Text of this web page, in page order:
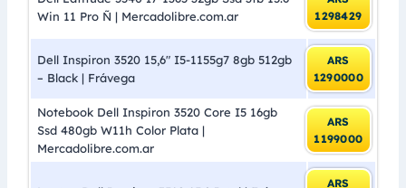
Win 11 Pro Ñ | Mercadolibre.com.ar
1298429
Dell Inspiron 3520 15,6″ I5-1155g7 8gb 512gb
– Black | Frávega
ARS
1290000
Notebook Dell Inspiron 3520 Core I5 16gb
Ssd 480gb W11h Color Plata |
Mercadolibre.com.ar
ARS
1199000
ARS